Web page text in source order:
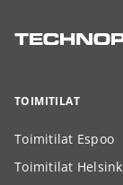
TOIMITILAT
Toimitilat Espoo
Toimitilat